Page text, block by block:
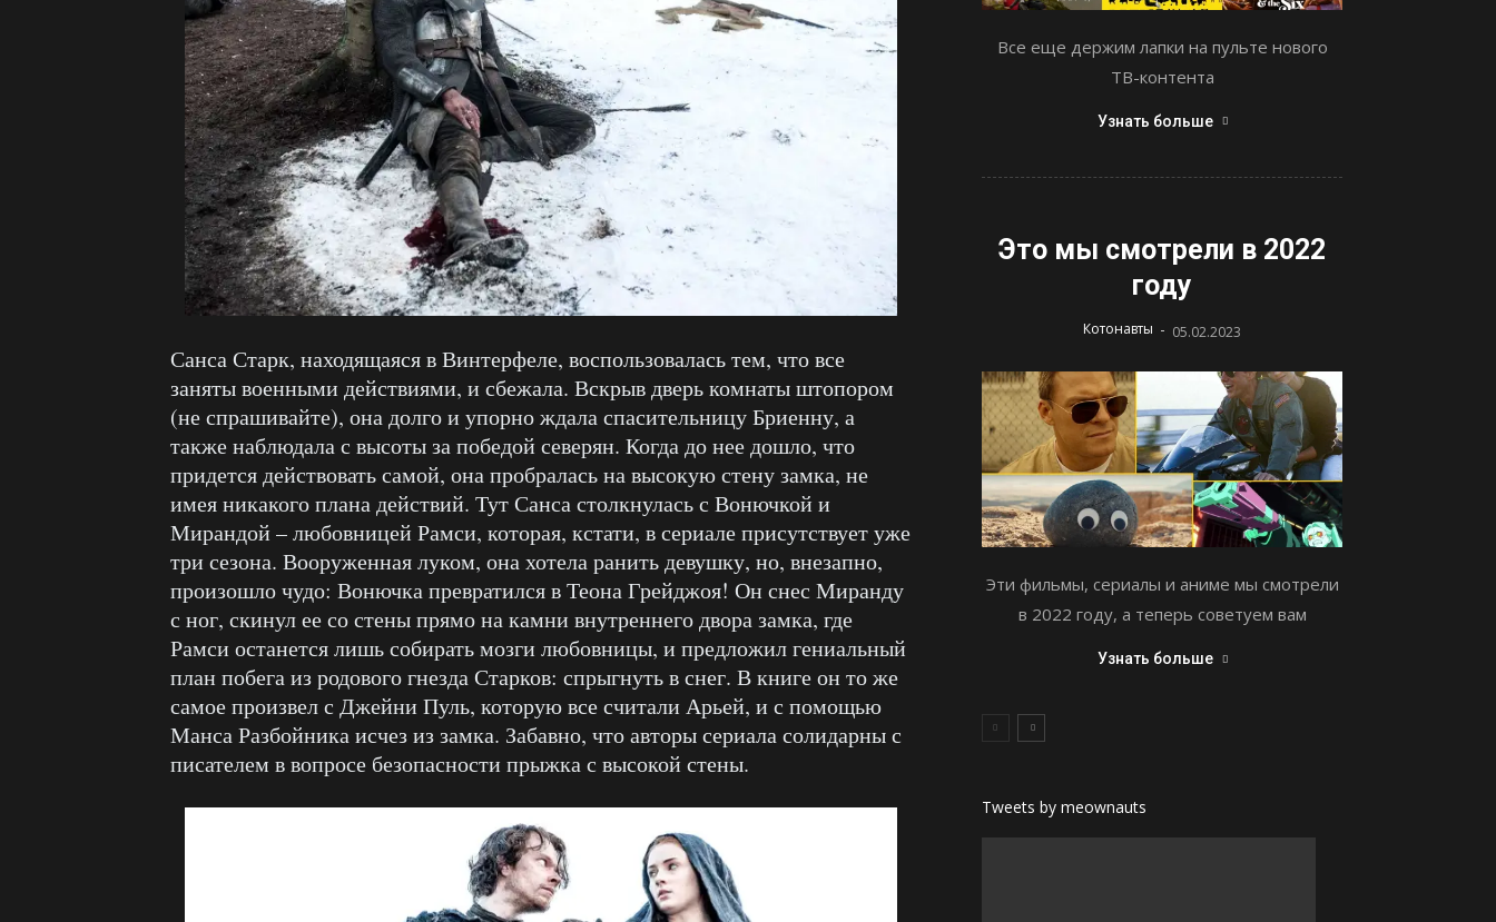
Санса Старк, находящаяся в Винтерфеле, воспользовалась тем, что все
заняты военными действиями, и сбежала. Вскрыв дверь комнаты штопором
(не спрашивайте), она долго и упорно ждала спасительницу Бриенну, а
также наблюдала с высоты за победой северян. Когда до нее дошло, что
придется действовать самой, она пробралась на высокую стену замка, не
имея никакого плана действий. Тут Санса столкнулась с Вонючкой и
Мирандой – любовницей Рамси, которая, кстати, в сериале присутствует уже
три сезона. Вооруженная луком, она хотела ранить девушку, но, внезапно,
произошло чудо: Вонючка превратился в Теона Грейджоя! Он снес Миранду
с ног, скинул ее со стены прямо на камни внутреннего двора замка, где
Рамси останется лишь собирать мозги любовницы, и предложил гениальный
план побега из родового гнезда Старков: спрыгнуть в снег. В книге он то же
самое произвел с Джейни Пуль, которую все считали Арьей, и с помощью
Манса Разбойника исчез из замка. Забавно, что авторы сериала солидарны с
писателем в вопросе безопасности прыжка с высокой стены.
Все еще держим лапки на пульте нового
ТВ-контента
Узнать больше
Это мы смотрели в 2022
году
Котонавты - 05.02.2023
Эти фильмы, сериалы и аниме мы смотрели
в 2022 году, а теперь советуем вам
Узнать больше
Tweets by meownauts